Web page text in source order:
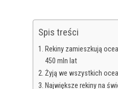
Spis treści
Rekiny zamieszkują
450 mln lat
Żyją we wszystkich
Największe rekiny na